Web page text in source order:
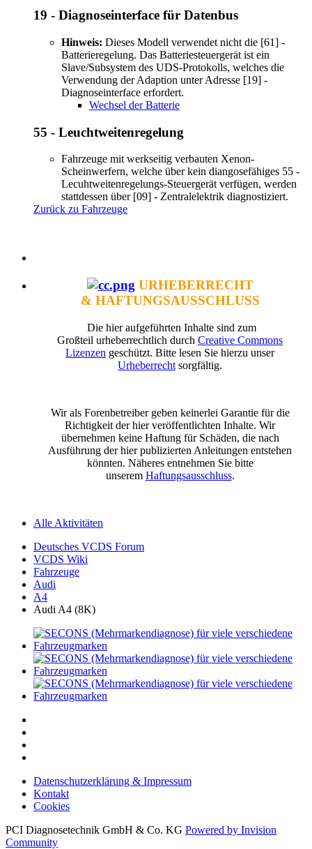
19 - Diagnoseinterface für Datenbus
Hinweis: Dieses Modell verwendet nicht die [61] -
Batterieregelung. Das Batteriesteuergerät ist ein
Slave/Subsystem des UDS-Protokolls, welches die
Verwendung der Adaption unter Adresse [19] -
Diagnoseinterface erfordert.
Wechsel der Batterie
55 - Leuchtweitenregelung
Fahrzeuge mit werkseitig verbauten Xenon-
Scheinwerfern, welche über kein diangosefähiges 55 -
Lecuhtweitenregelungs-Steuergerät verfügen, werden
stattdessen über [09] - Zentralelektrik diagnostiziert.
Zurück zu Fahrzeuge
URHEBERRECHT
& HAFTUNGSAUSSCHLUSS
Die hier aufgeführten Inhalte sind zum
Großteil urheberrechtlich durch Creative Commons
Lizenzen geschützt. Bitte lesen Sie hierzu unser
Urheberrecht sorgfältig.
Wir als Forenbetreiber geben keinerlei Garantie für die
Richtigkeit der hier veröffentlichten Inhalte. Wir
übernehmen keine Haftung für Schäden, die nach
Ausführung der hier publizierten Anleitungen entstehen
könnten. Näheres entnehmen Sie bitte
unserem Haftungsausschluss.
Alle Aktivitäten
Deutsches VCDS Forum
VCDS Wiki
Fahrzeuge
Audi
A4
Audi A4 (8K)
Datenschutzerklärung & Impressum
Kontakt
Cookies
PCI Diagnosetechnik GmbH & Co. KG Powered by Invision
Community